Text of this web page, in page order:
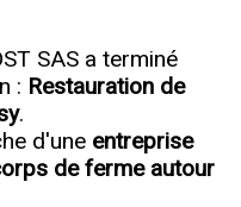
SAS a terminé
: Restauration de
.
d'une entreprise
de ferme autour